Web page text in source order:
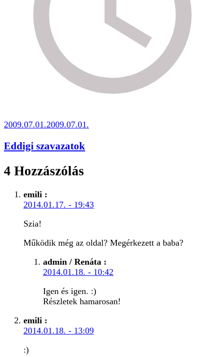
2009.07.01.2009.07.01.
Eddigi szavazatok
4 Hozzászólás
emili :
2014.01.17. - 19:43
Szia!
Működik még az oldal? Megérkezett a baba?
admin / Renáta :
2014.01.18. - 10:42
Igen és igen. :)
Részletek hamarosan!
emili :
2014.01.18. - 13:09
:)